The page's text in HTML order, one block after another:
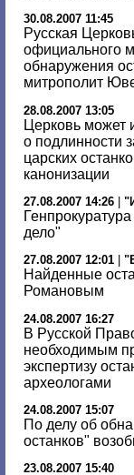
30.08.2007 11:45
Русская
официального
обнаружения
митрополит
28.08.2007 13:05
Церковь может
о подлинности
царских
канонизации
27.08.2007 14:26
дело"
27.08.2007 12:01
Найденные
Романовым
24.08.2007 16:27
В Русской
необходимым
экспертизу
археологами
24.08.2007 15:07
По делу об
останков"
23.08.2007 15:40